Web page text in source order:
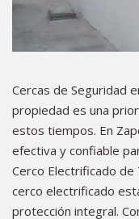
Cercas de Seguridad
propiedad es una
estos tiempos. En
efectiva y confiable
Cerco Electrificado
cerco electrificado
protección integral.